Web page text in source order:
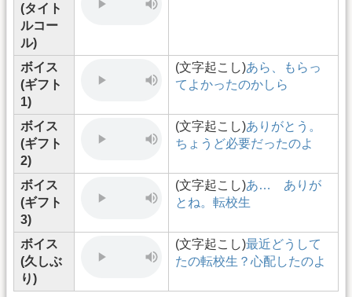
(タイト
ルコー
ル)
ボイス
(ギフト
1)
(文字起こし)あら、もらっ
てよかったのかしら
ボイス
(ギフト
2)
(文字起こし)ありがとう。
ちょうど必要だったのよ
ボイス
(ギフト
3)
(文字起こし)あ… ありが
とね。転校生
ボイス
(久しぶ
り)
(文字起こし)最近どうして
たの転校生？心配したのよ